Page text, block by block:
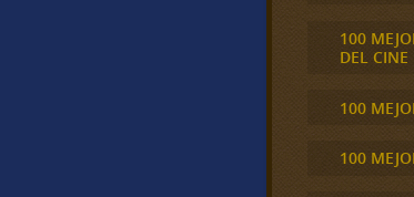
100
DEL CINE
100
100